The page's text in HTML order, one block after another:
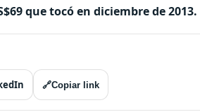
que tocó en diciembre de 2013.
🔗Copiar link